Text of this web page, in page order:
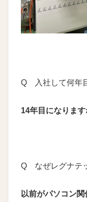
Q 入社して何年
14年目になります
Q なぜレグナテ
以前がパソコン関